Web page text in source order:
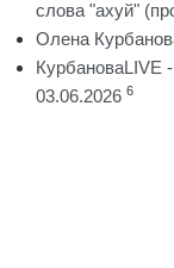
слова "ахуй"
Олена
КурбановаLIVE
03.06.2026 6